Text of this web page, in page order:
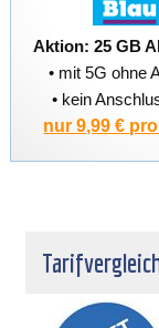
Aktion: 25 GB
• mit 5G ohne
• kein
nur 9,99 €